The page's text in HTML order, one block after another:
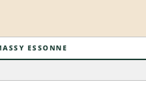
ESSONNE